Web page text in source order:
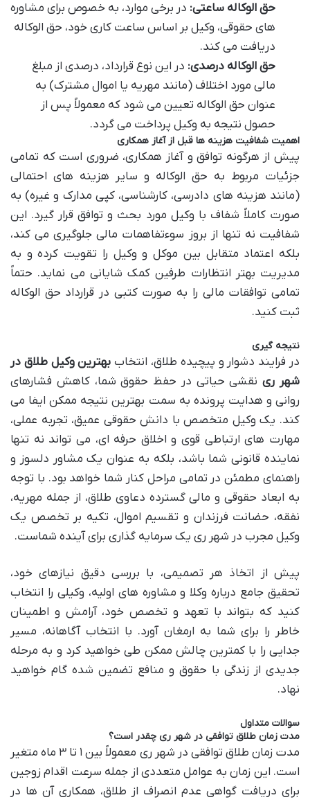
حق الوکاله ساعتی: در برخی موارد، به خصوص برای مشاوره
های حقوقی، وکیل بر اساس ساعت کاری خود، حق الوکاله
دریافت می کند.
حق الوکاله درصدی: در این نوع قرارداد، درصدی از مبلغ
مالی مورد اختلاف (مانند مهریه یا اموال مشترک) به
عنوان حق الوکاله تعیین می شود که معمولاً پس از
حصول نتیجه به وکیل پرداخت می گردد.
اهمیت شفافیت هزینه ها قبل از آغاز همکاری
پیش از هرگونه توافق و آغاز همکاری، ضروری است که تمامی
جزئیات مربوط به حق الوکاله و سایر هزینه های احتمالی
(مانند هزینه های دادرسی، کارشناسی، کپی مدارک و غیره) به
صورت کاملاً شفاف با وکیل مورد بحث و توافق قرار گیرد. این
شفافیت نه تنها از بروز سوءتفاهمات مالی جلوگیری می کند،
بلکه اعتماد متقابل بین موکل و وکیل را تقویت کرده و به
مدیریت بهتر انتظارات طرفین کمک شایانی می نماید. حتماً
تمامی توافقات مالی را به صورت کتبی در قرارداد حق الوکاله
ثبت کنید.
نتیجه گیری
در فرایند دشوار و پیچیده طلاق، انتخاب بهترین وکیل طلاق در
شهر رینقشی حیاتی در حفظ حقوق شما، کاهش فشارهای
روانی و هدایت پرونده به سمت بهترین نتیجه ممکن ایفا می
کند. یک وکیل متخصص با دانش حقوقی عمیق، تجربه عملی،
مهارت های ارتباطی قوی و اخلاق حرفه ای، می تواند نه تنها
نماینده قانونی شما باشد، بلکه به عنوان یک مشاور دلسوز و
راهنمای مطمئن در تمامی مراحل کنار شما خواهد بود. با توجه
به ابعاد حقوقی و مالی گسترده دعاوی طلاق، از جمله مهریه،
نفقه، حضانت فرزندان و تقسیم اموال، تکیه بر تخصص یک
وکیل مجرب در شهر ری یک سرمایه گذاری برای آینده شماست.
پیش از اتخاذ هر تصمیمی، با بررسی دقیق نیازهای خود،
تحقیق جامع درباره وکلا و مشاوره های اولیه، وکیلی را انتخاب
کنید که بتواند با تعهد و تخصص خود، آرامش و اطمینان
خاطر را برای شما به ارمغان آورد. با انتخاب آگاهانه، مسیر
جدایی را با کمترین چالش ممکن طی خواهید کرد و به مرحله
جدیدی از زندگی با حقوق و منافع تضمین شده گام خواهید
نهاد.
سوالات متداول
مدت زمان طلاق توافقی در شهر ری چقدر است؟
مدت زمان طلاق توافقی در شهر ری معمولاً بین ۱ تا ۳ ماه متغیر
است. این زمان به عوامل متعددی از جمله سرعت اقدام زوجین
برای دریافت گواهی عدم انصراف از طلاق، همکاری آن ها در